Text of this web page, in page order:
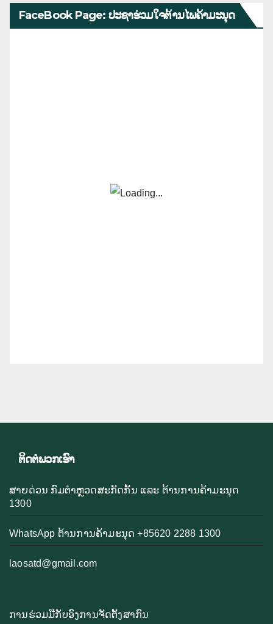
FaceBook Page: ປະຊາຮ່ວມໃຈຕ້ານໄພຄ້າມະນຸດ
ຕິດຕໍ່ພວກເຮົາ
ສາຍດ່ວນ ກົມຕຳຫຼວດສະກັດກັ້ນ ແລະ ຕ້ານການຄ້າມະນຸດ
1300
WhatsApp ຕ້ານການຄ້າມະນຸດ +85620 2288 1300
laosatd@gmail.com
ການຮ່ວມມືກັບອົງການຈັດຕັ້ງສາກົນ